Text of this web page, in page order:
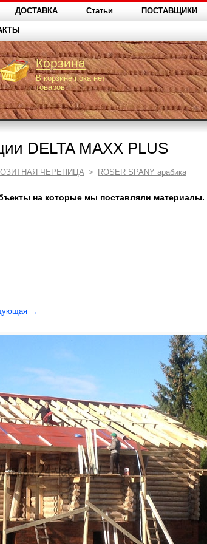
ДОСТАВКА Статьи ПОСТАВЩИКИ
Корзина
В корзине пока нет
товаров
DELTA MAXX PLUS
ЧЕРЕПИЦА > ROSER SPANY арабика
на которые мы поставляли
→